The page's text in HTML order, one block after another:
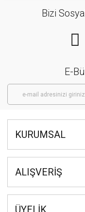
Bizi
E-
KURUMSAL
ALIŞVERİŞ
ÜYELİK